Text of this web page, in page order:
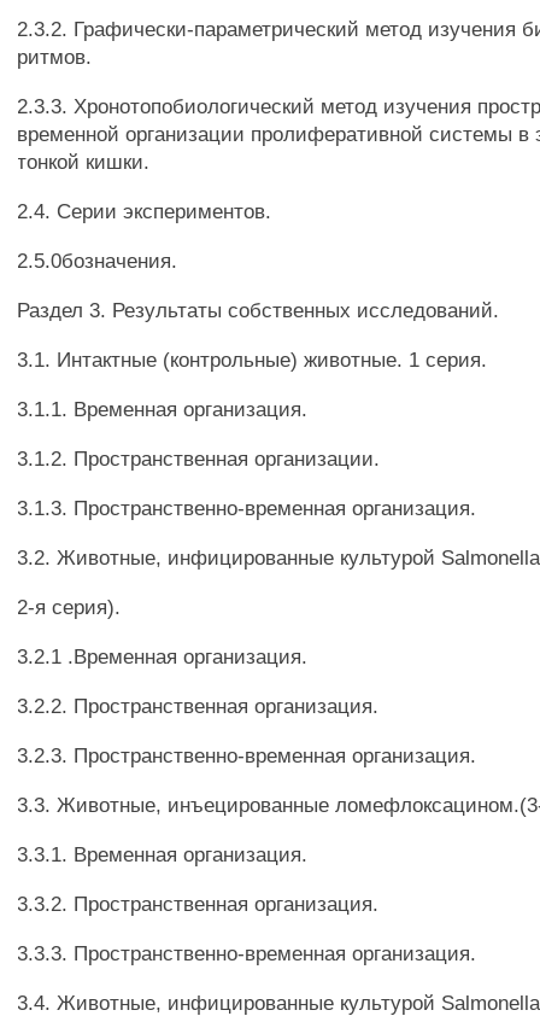
2.3.2. Графически-параметрический метод изучения
ритмов.
2.3.3. Хронотопобиологический метод изучения
временной организации пролиферативной системы в
тонкой кишки.
2.4. Серии экспериментов.
2.5.0бозначения.
Раздел 3. Результаты собственных исследований.
3.1. Интактные (контрольные) животные. 1 серия.
3.1.1. Временная организация.
3.1.2. Пространственная организации.
3.1.3. Пространственно-временная организация.
3.2. Животные, инфицированные культурой
2-я серия).
3.2.1 .Временная организация.
3.2.2. Пространственная организация.
3.2.3. Пространственно-временная организация.
3.3. Животные, инъецированные
3.3.1. Временная организация.
3.3.2. Пространственная организация.
3.3.3. Пространственно-временная организация.
3.4. Животные, инфицированные культурой